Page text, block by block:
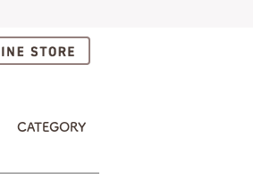
CATEGORY